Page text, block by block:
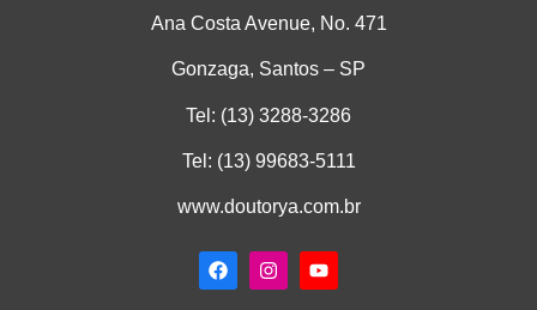
Ana Costa Avenue, No. 471
Gonzaga, Santos – SP
Tel: (13) 3288-3286
Tel: (13) 99683-5111
www.doutorya.com.br